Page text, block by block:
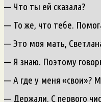
— Что ты ей сказала?
— То же, что тебе.
— Это моя мать,
— Я знаю. Поэтому
— А где у меня «свои»?
— Держали. С первого